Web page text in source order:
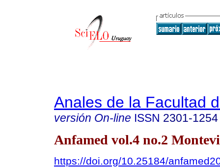
Anales de la Facultad
versión On-line ISSN 2301-1254
Anfamed vol.4 no.2
https://doi.org/10.25184/